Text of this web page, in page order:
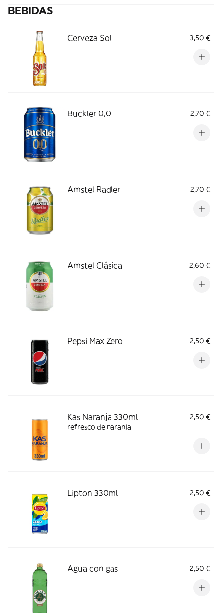
BEBIDAS
Cerveza Sol 3,50 €
Buckler 0,0 2,70 €
Amstel Radler 2,70 €
Amstel Clásica 2,60 €
Pepsi Max Zero 2,50 €
Kas Naranja 330ml
2,50 €
refresco de naranja
Lipton 330ml 2,50 €
Agua con gas 2,50 €